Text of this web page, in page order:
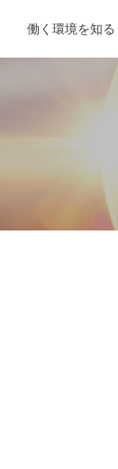
働く環境を知る